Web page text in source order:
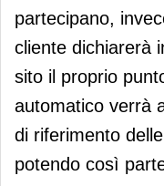
partecipano,
cliente dichiarerà
sito il proprio
automatico verrà
di riferimento
potendo così